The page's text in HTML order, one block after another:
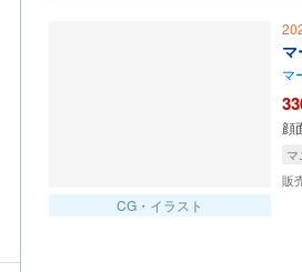
CG・イラスト
マ
顔
販